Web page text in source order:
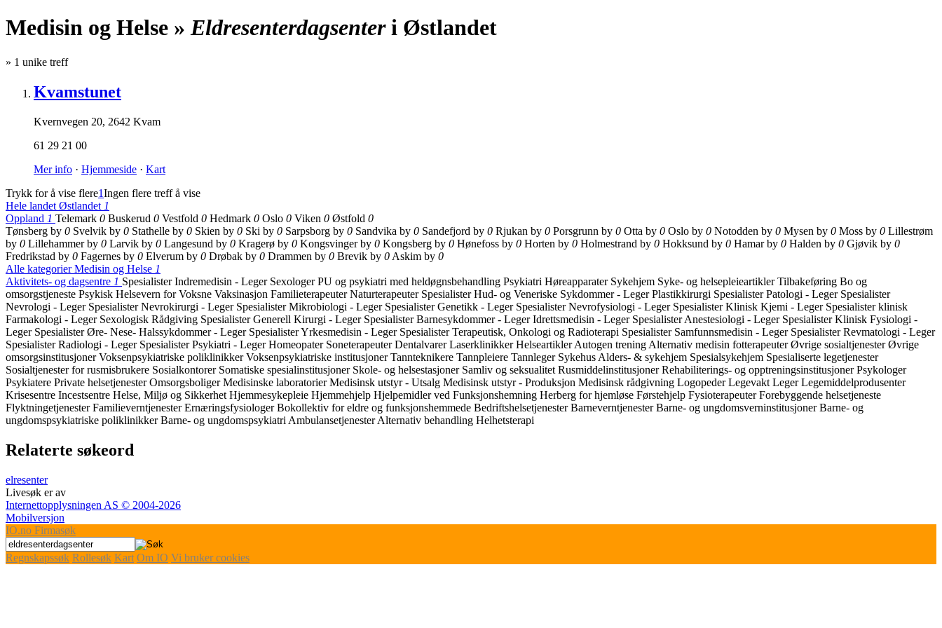
Medisin og Helse »Eldresenterdagsenteri Østlandet
» 1 unike treff
Kvamstunet
Kvernvegen 20, 2642 Kvam
61 29 21 00
Mer info · Hjemmeside · Kart
Trykk for å vise flere1Ingen flere treff å vise
Hele landet Østlandet 1
Oppland 1 Telemark 0 Buskerud 0 Vestfold 0 Hedmark 0 Oslo 0 Viken 0 Østfold 0
Tønsberg by 0 Svelvik by 0 Stathelle by 0 Skien by 0 Ski by 0 Sarpsborg by 0 Sandvika by 0 Sandefjord by 0 Rjukan by 0 Porsgrunn by 0 Otta by 0 Oslo by 0 Notodden by 0 Mysen by 0 Moss by 0 Lillestrøm
by 0 Lillehammer by 0 Larvik by 0 Langesund by 0 Kragerø by 0 Kongsvinger by 0 Kongsberg by 0 Hønefoss by 0 Horten by 0 Holmestrand by 0 Hokksund by 0 Hamar by 0 Halden by 0 Gjøvik by 0
Fredrikstad by 0 Fagernes by 0 Elverum by 0 Drøbak by 0 Drammen by 0 Brevik by 0 Askim by 0
Alle kategorierMedisin og Helse 1
Aktivitets- og dagsentre 1 Spesialister Indremedisin - Leger SexologerPU og psykiatri med heldøgnsbehandling Psykiatri Høreapparater Sykehjem Syke- og helsepleieartiklerTilbakeføring Bo og
omsorgstjeneste Psykisk Helsevern for Voksne Vaksinasjon FamilieterapeuterNaturterapeuter Spesialister Hud- og Veneriske Sykdommer - LegerPlastikkirurgi Spesialister Patologi - Leger Spesialister
Nevrologi - Leger Spesialister Nevrokirurgi - Leger Spesialister Mikrobiologi - Leger Spesialister Genetikk - Leger Spesialister Nevrofysiologi - Leger Spesialister Klinisk Kjemi - Leger Spesialister klinisk
Farmakologi - Leger Sexologisk Rådgiving Spesialister Generell Kirurgi - Leger Spesialister Barnesykdommer - LegerIdrettsmedisin - Leger Spesialister Anestesiologi - Leger Spesialister Klinisk Fysiologi -
Leger Spesialister Øre- Nese- Halssykdommer - Leger Spesialister Yrkesmedisin - Leger Spesialister Terapeutisk, Onkologi og Radioterapi Spesialister Samfunnsmedisin - Leger Spesialister Revmatologi - Leger
Spesialister Radiologi - Leger Spesialister Psykiatri - LegerHomeopater SoneterapeuterDentalvarerLaserklinikkerHelseartiklerAutogen trening Alternativ medisin fotterapeuterØvrige sosialtjenesterØvrige
omsorgsinstitusjonerVoksenpsykiatriske poliklinikkerVoksenpsykiatriske institusjonerTannteknikere Tannpleiere Tannleger Sykehus Alders- & sykehjem Spesialsykehjem Spesialiserte legetjenester
Sosialtjenester for rusmisbrukere Sosialkontorer Somatiske spesialinstitusjoner Skole- og helsestasjoner Samliv og seksualitet RusmiddelinstitusjonerRehabiliterings- og opptreningsinstitusjonerPsykologer
Psykiatere Private helsetjenesterOmsorgsboligerMedisinske laboratorierMedisinsk utstyr - Utsalg Medisinsk utstyr - Produksjon Medisinsk rådgivning LogopederLegevakt LegerLegemiddelprodusenter
Krisesentre Incestsentre Helse, Miljø og Sikkerhet Hjemmesykepleie Hjemmehjelp Hjelpemidler ved Funksjonshemning Herberg for hjemløse Førstehjelp FysioterapeuterForebyggende helsetjeneste
FlyktningetjenesterFamilieverntjenesterErnæringsfysiologerBokollektiv for eldre og funksjonshemmede BedriftshelsetjenesterBarneverntjenesterBarne- og ungdomsverninstitusjonerBarne- og
ungdomspsykiatriske poliklinikkerBarne- og ungdomspsykiatri AmbulansetjenesterAlternativ behandling Helhetsterapi
Relaterte søkeord
elresenter
Livesøk er av
Internettopplysningen AS © 2004-2026
Mobilversjon
IO.no Firmasøk
Regnskapssøk Rollesøk Kart Om IO Vi bruker cookies